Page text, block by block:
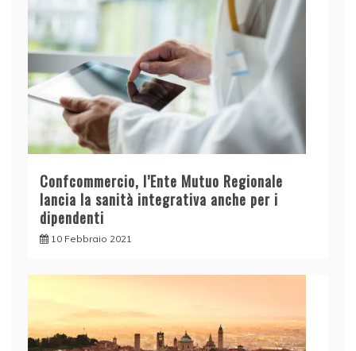
Confcommercio, l’Ente Mutuo Regionale
lancia la sanità integrativa anche per i
dipendenti
10 Febbraio 2021